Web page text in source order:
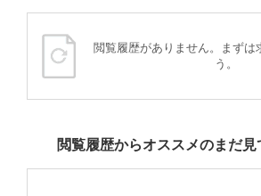
閲覧履歴がありません。まずは
う。
閲覧履歴からオススメのまだ見